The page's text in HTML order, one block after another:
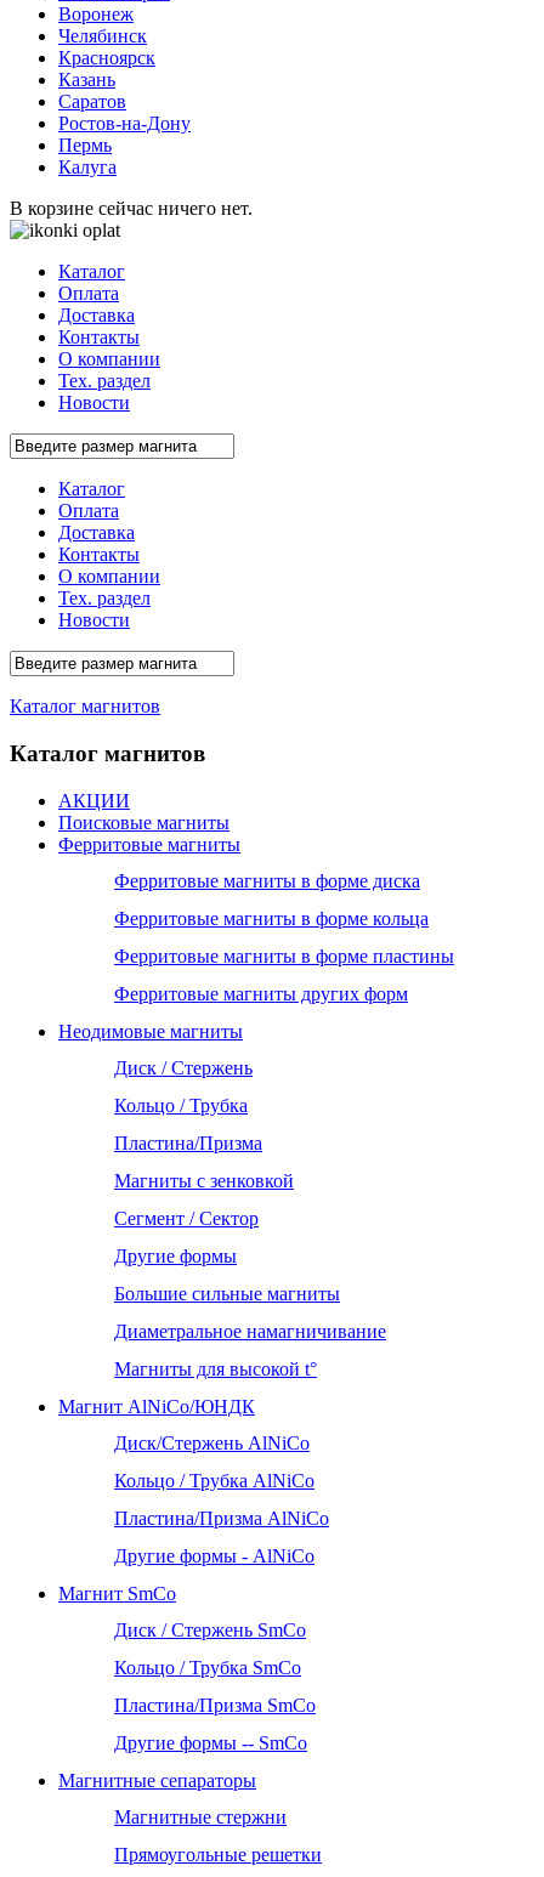
Воронеж
Челябинск
Красноярск
Казань
Саратов
Ростов-на-Дону
Пермь
Калуга
В корзине сейчас ничего нет.
Каталог
Оплата
Доставка
Контакты
О компании
Тех. раздел
Новости
Каталог
Оплата
Доставка
Контакты
О компании
Тех. раздел
Новости
Каталог магнитов
Каталог магнитов
АКЦИИ
Поисковые магниты
Ферритовые магниты
Ферритовые магниты в форме диска
Ферритовые магниты в форме кольца
Ферритовые магниты в форме пластины
Ферритовые магниты других форм
Неодимовые магниты
Диск / Стержень
Кольцо / Трубка
Пластина/Призма
Магниты с зенковкой
Сегмент / Сектор
Другие формы
Большие сильные магниты
Диаметральное намагничивание
Магниты для высокой t°
Магнит AlNiCo/ЮНДК
Диск/Стержень AlNiCo
Кольцо / Трубка AlNiCo
Пластина/Призма AlNiCo
Другие формы - AlNiCo
Магнит SmCo
Диск / Стержень SmCo
Кольцо / Трубка SmCo
Пластина/Призма SmCo
Другие формы -- SmCo
Магнитные сепараторы
Магнитные стержни
Прямоугольные решетки